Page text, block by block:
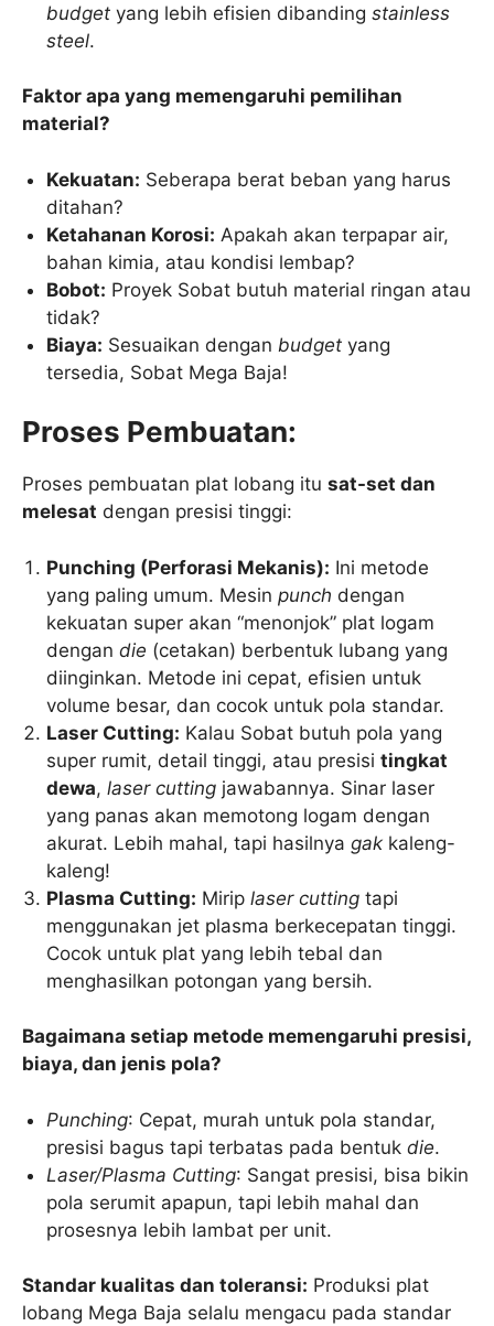
budget yang lebih efisien dibandingstainless
steel.
Faktor apa yang memengaruhi pemilihan
material?
Kekuatan: Seberapa berat beban yang harus
ditahan?
Ketahanan Korosi: Apakah akan terpapar air,
bahan kimia, atau kondisi lembap?
Bobot: Proyek Sobat butuh material ringan atau
tidak?
Biaya: Sesuaikan dengan budget yang
tersedia, Sobat Mega Baja!
Proses Pembuatan:
Proses pembuatan plat lobang itu sat-set dan
melesat dengan presisi tinggi:
Punching (Perforasi Mekanis): Ini metode
yang paling umum. Mesinpunch dengan
kekuatan super akan “menonjok” plat logam
dengandie (cetakan) berbentuk lubang yang
diinginkan. Metode ini cepat, efisien untuk
volume besar, dan cocok untuk pola standar.
Laser Cutting: Kalau Sobat butuh pola yang
super rumit, detail tinggi, atau presisitingkat
dewa,laser cutting jawabannya. Sinar laser
yang panas akan memotong logam dengan
akurat. Lebih mahal, tapi hasilnyagak kaleng-
kaleng!
Plasma Cutting: Miriplaser cutting tapi
menggunakan jet plasma berkecepatan tinggi.
Cocok untuk plat yang lebih tebal dan
menghasilkan potongan yang bersih.
Bagaimana setiap metode memengaruhi presisi,
biaya, dan jenis pola?
Punching: Cepat, murah untuk pola standar,
presisi bagus tapi terbatas pada bentukdie.
Laser/Plasma Cutting: Sangat presisi, bisa bikin
pola serumit apapun, tapi lebih mahal dan
prosesnya lebih lambat per unit.
Standar kualitas dan toleransi: Produksi plat
lobang Mega Baja selalu mengacu pada standar